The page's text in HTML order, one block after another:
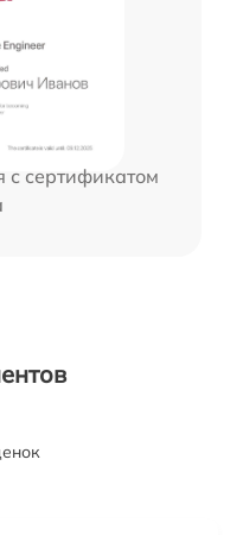
с сертификатом